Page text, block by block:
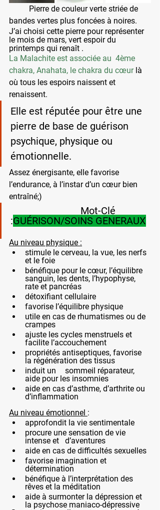
bandes vertes plus foncées à noires.
J’ai choisi cette pierre pour représenter
le mois de mars, vert espoir du
printemps qui renaît .
La Malachite est associée au  4ème
chakra, Anahata, le chakra du cœur là
où tous les espoirs naissent et
renaissent.
Elle est réputée pour être une
pierre de base de guérison
psychique, physique ou
émotionnelle.
Assez énergisante, elle favorise
l’endurance, à l’instar d’un cœur bien
entraîné;)
:GUÉRISON/SOINS GENERAUX
Au niveau physique :
stimule le cerveau, la vue, les nerfs
et le foie
bénéfique pour le cœur, l’équilibre
sanguin, les dents, l’hypophyse,
détoxifiant cellulaire
favorise l’équilibre physique
utile en cas de rhumatismes ou de
crampes
ajuste les cycles menstruels et
facilite l’accouchement
propriétés antiseptiques, favorise
la régénération des tissus
induit un 	sommeil réparateur,
aide pour les insomnies
aide en cas d’asthme, d’arthrite ou
d’inflammation
Au niveau émotionnel :
approfondit la vie sentimentale
procure une sensation de vie
intense et 	d’aventures
aide en cas de difficultés sexuelles
favorise imagination et
détermination
bénéfique à l’interprétation des
rêves et la méditation
aide à surmonter la dépression et
la psychose maniaco-dépressive